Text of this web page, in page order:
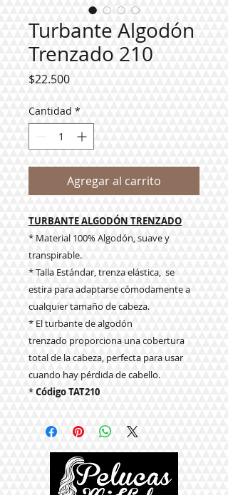
Turbante Algodón
Trenzado 210
$22.500Precio
Cantidad *
Agregar al carrito
TURBANTE ALGODÓN TRENZADO
* Material 100% Algodón, suave y
transpirable.
* Talla Estándar, trenza elástica, se
estira para adaptarse cómodamente a
cualquier tamaño de cabeza.
* El turbante de algodón
trenzado proporciona una cobertura
total de la cabeza, perfecta para usar
cuando hay pérdida de cabello.
*Código TAT210